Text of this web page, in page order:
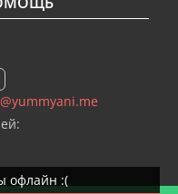
офлайн :(